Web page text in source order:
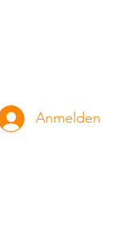
Anmelden